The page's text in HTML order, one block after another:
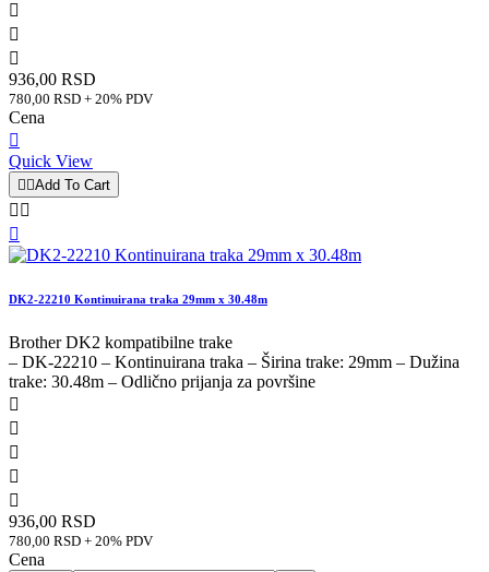



936,00 RSD
780,00 RSD + 20% PDV
Cena

Quick View
 Add To Cart
 

DK2-22210 Kontinuirana traka 29mm x 30.48m
Brother DK2 kompatibilne trake
– DK-22210 – Kontinuirana traka – Širina trake: 29mm – Dužina
trake: 30.48m – Odlično prijanja za površine





936,00 RSD
780,00 RSD + 20% PDV
Cena